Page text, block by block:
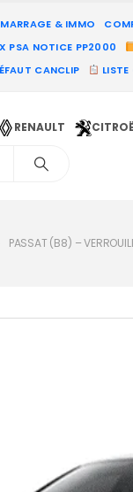
& IMMO
PSA NOTICE PP2000
CANCLIP
RENAULT
PASSAT (B8) –